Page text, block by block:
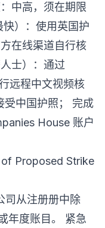
中高，须在期限
）：使用英国护
在线渠道自行核
士）：通过
远程中文视频核
中国护照； 完成
House 账户
Proposed Strike
司从注册册中除
年度账目。 紧急